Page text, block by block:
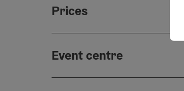
Prices
Event centre